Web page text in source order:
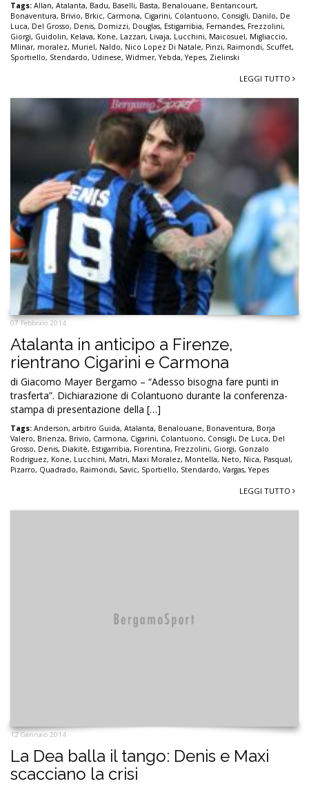
Tags: Allan, Atalanta, Badu, Baselli, Basta, Benalouane, Bentancourt,
Bonaventura, Brivio, Brkic, Carmona, Cigarini, Colantuono, Consigli, Danilo, De
Luca, Del Grosso, Denis, Domizzi, Douglas, Estigarribia, Fernandes, Frezzolini,
Giorgi, Guidolin, Kelava, Kone, Lazzari, Livaja, Lucchini, Maicosuel, Migliaccio,
Mlinar, moralez, Muriel, Naldo, Nico Lopez Di Natale, Pinzi, Raimondi, Scuffet,
Sportiello, Stendardo, Udinese, Widmer,Yebda,Yepes, Zielinski
LEGGI TUTTO
07 Febbraio 2014
Atalanta in anticipo a Firenze,
rientrano Cigarini e Carmona
di Giacomo Mayer Bergamo – “Adesso bisogna fare punti in
trasferta”. Dichiarazione di Colantuono durante la conferenza-
stampa di presentazione della […]
Tags: Anderson, arbitro Guida, Atalanta, Benalouane, Bonaventura, Borja
Valero, Brienza, Brivio, Carmona, Cigarini, Colantuono, Consigli, De Luca, Del
Grosso, Denis, Diakitè, Estigarribia, Fiorentina, Frezzolini, Giorgi, Gonzalo
Rodriguez, Kone, Lucchini, Matri, Maxi Moralez, Montella, Neto, Nica, Pasqual,
Pizarro, Quadrado, Raimondi, Savic, Sportiello, Stendardo, Vargas,Yepes
LEGGI TUTTO
12 Gennaio 2014
La Dea balla il tango: Denis e Maxi
scacciano la crisi